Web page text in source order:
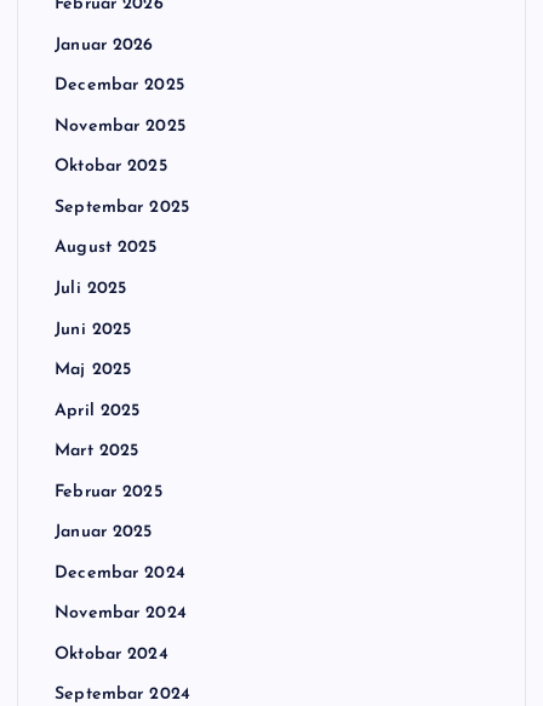
Februar 2026
Januar 2026
Decembar 2025
Novembar 2025
Oktobar 2025
Septembar 2025
August 2025
Juli 2025
Juni 2025
Maj 2025
April 2025
Mart 2025
Februar 2025
Januar 2025
Decembar 2024
Novembar 2024
Oktobar 2024
Septembar 2024